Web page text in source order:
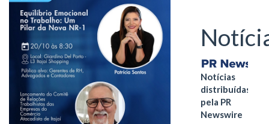
Notícias
distribuídas
pela PR
Newswire